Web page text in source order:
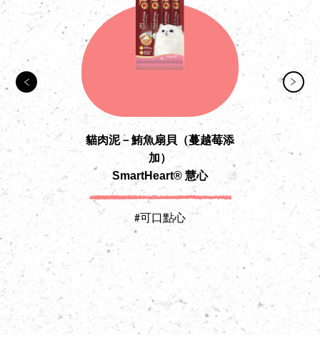
貓肉泥－鮪魚扇貝（蔓越莓添
加）
SmartHeart® 慧心
#可口點心